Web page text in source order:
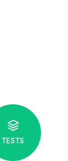
TESTS